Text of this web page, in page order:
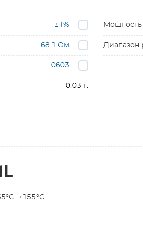
±1%
68.1 Ом
Мощность
Диапазон
0603
0.03 г.